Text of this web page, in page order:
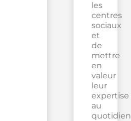
les
centres
sociaux
et
de
mettre
en
valeur
leur
expertise
au